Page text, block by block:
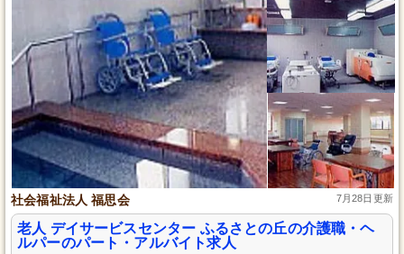
社会福祉法人 福思会 7月28日更新
老人 デイサービスセンター ふるさとの丘の介護職・ヘ
ルパーのパート・アルバイト求人